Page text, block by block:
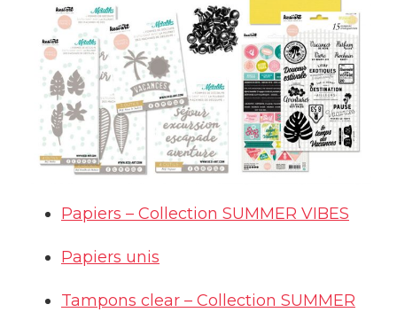
Papiers – Collection SUMMER VIBES
Papiers unis
Tampons clear – Collection SUMMER